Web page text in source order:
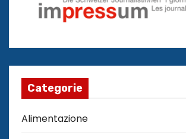
Categorie
Alimentazione